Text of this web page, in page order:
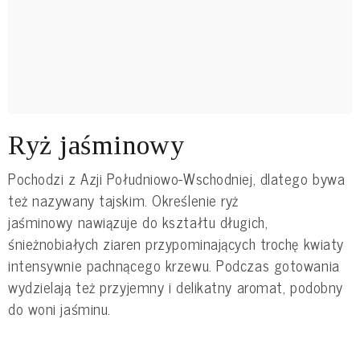
Ryż jaśminowy
Pochodzi z Azji Południowo-Wschodniej, dlatego bywa
też nazywany tajskim. Określenie ryż
jaśminowy nawiązuje do kształtu długich,
śnieżnobiałych ziaren przypominających trochę kwiaty
intensywnie pachnącego krzewu. Podczas gotowania
wydzielają też przyjemny i delikatny aromat, podobny
do woni jaśminu.